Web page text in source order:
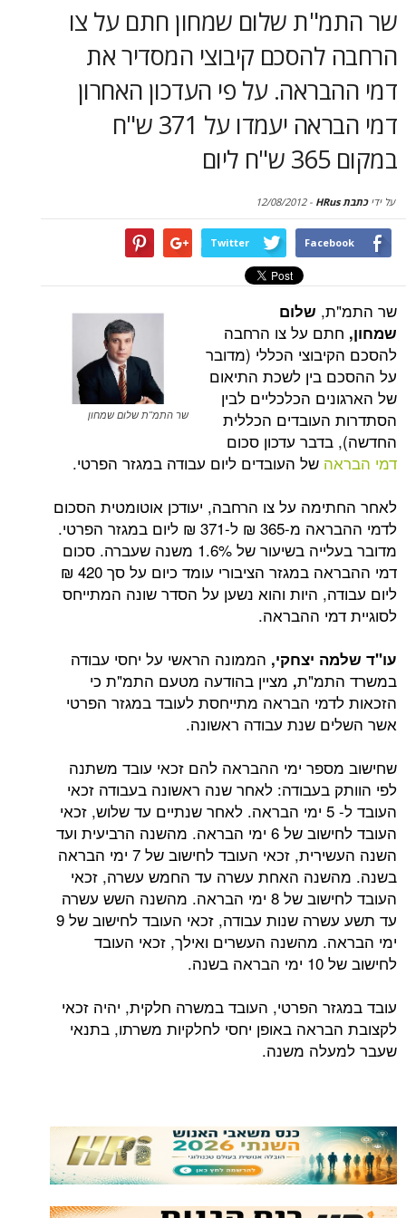
שלום שמחון חתם על צו
קיבוצי המסדיר את
על פי העדכון האחרון
דמי הבראה יעמדו על 371 ש"ח
-
12/08/2012
Twitter
שר התמ"ת שלום שמחון
שלום
על צו הרחבה
הכללי (מדובר
לשכת התיאום
הכלכליים לבין
הכללית
עדכון סכום
של העובדים ליום עבודה במגזר הפרטי.
על צו הרחבה, יעודכן אוטומטית הסכום
לדמי ההבראה מ-365 ₪ ל-371 ₪ ליום במגזר הפרטי.
מדובר בעלייה בשיעור של 1.6% משנה שעברה. סכום
דמי ההבראה במגזר הציבורי עומד כיום על סך 420 ₪
היות והוא נשען על הסדר שונה המתייחס
ההבראה.
יצחקי,הממונה הראשי על יחסי עבודה
,מציין בהודעה מטעם התמ"ת כי
הבראה מתייחסת לעובד במגזר הפרטי
שנת עבודה ראשונה.
ימי ההבראה להם זכאי עובד משתנה
בעבודה: לאחר שנה ראשונה בעבודה זכאי
העובד ל- 5 ימי הבראה. לאחר שנתיים עד שלוש, זכאי
העובד לחישוב של 6 ימי הבראה. מהשנה הרביעית ועד
השנה העשירית, זכאי העובד לחישוב של 7 ימי הבראה
האחת עשרה עד החמש עשרה, זכאי
העובד לחישוב של 8 ימי הבראה. מהשנה השש עשרה
עד תשע עשרה שנות עבודה, זכאי העובד לחישוב של 9
מהשנה העשרים ואילך, זכאי העובד
הפרטי, העובד במשרה חלקית, יהיה זכאי
באופן יחסי לחלקיות משרתו, בתנאי
משנה.